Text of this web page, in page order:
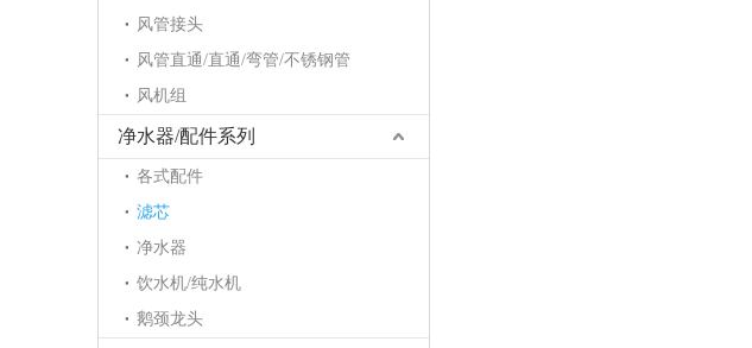
风管接头
风管直通/直通/弯管/不锈钢管
风机组
净水器/配件系列
各式配件
滤芯
净水器
饮水机/纯水机
鹅颈龙头